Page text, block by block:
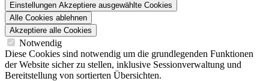
Einstellungen Akzeptiere ausgewählte Cookies
Alle Cookies ablehnen
Akzeptiere alle Cookies
Notwendig
Diese Cookies sind notwendig um die grundlegenden Funktionen
der Website sicher zu stellen, inklusive Sessionverwaltung und
Bereitstellung von sortierten Übersichten.